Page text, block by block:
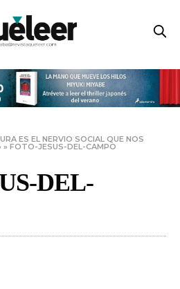
ES EL NERVIO SOCIAL QUE NOS
»FOTO-JESUS-DEL-CAMPO
DEL-